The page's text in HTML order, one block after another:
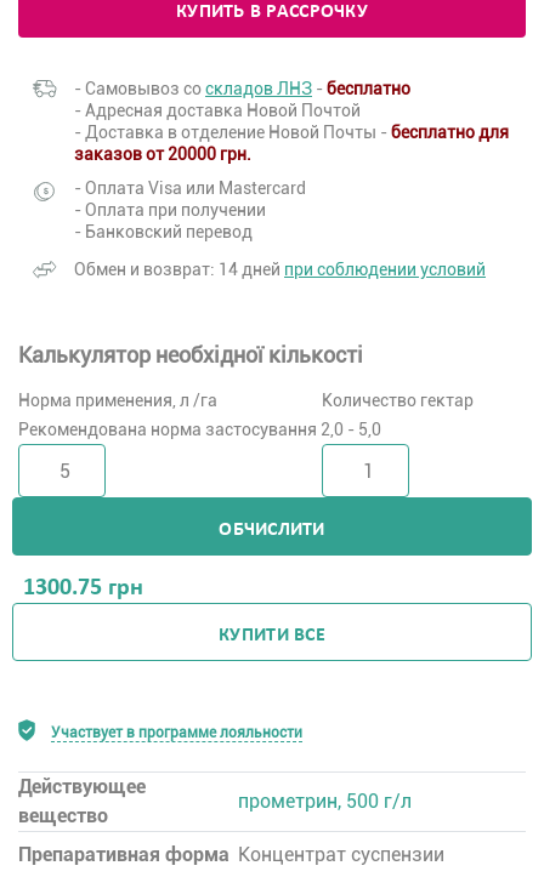
КУПИТЬ В РАССРОЧКУ
- Самовывоз соскладов ЛНЗ - бесплатно
- Адресная доставка Новой Почтой
- Доставка в отделение Новой Почты - бесплатно для
заказов от 20000 грн.
- Оплата Visa или Mastercard
- Оплата при получении
- Банковский перевод
Обмен и возврат: 14 дней при соблюдении условий
Калькулятор необхідної кількості
Норма применения, л /га
Количество гектар
Рекомендована норма застосування 2,0 - 5,0
ОБЧИСЛИТИ
1300.75 грн
КУПИТИ ВСЕ
Участвует в программе лояльности
Действующее
вещество
прометрин, 500 г/л
Препаративная форма Концентрат суспензии